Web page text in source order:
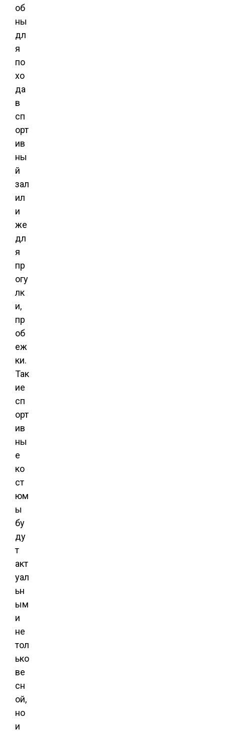
об
ны
дл
я
по
хо
да
в
сп
орт
ив
ны
й
зал
ил
и
же
дл
я
пр
огу
лк
и,
пр
об
еж
ки.
Так
ие
сп
орт
ив
ны
е
ко
ст
юм
ы
бу
ду
т
акт
уал
ьн
ым
и
не
тол
ько
ве
сн
ой,
но
и